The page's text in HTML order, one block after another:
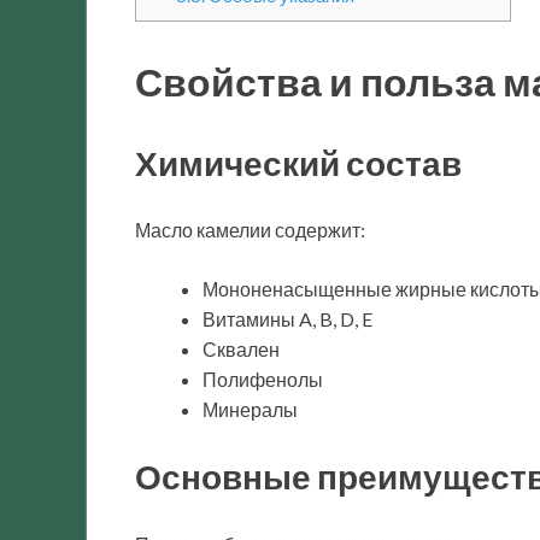
Свойства и польза
Химический состав
Масло камелии содержит:
Мононенасыщенные жирные
Витамины A, B, D, E
Сквален
Полифенолы
Минералы
Основные